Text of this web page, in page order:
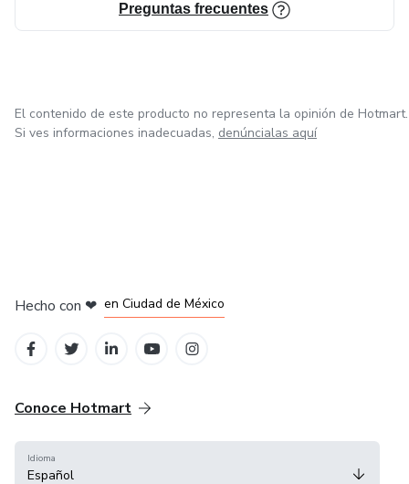
Preguntas frecuentes
El contenido de este producto no representa la opinión de Hotmart.
Si ves informaciones inadecuadas, denúncialas aquí
Hecho con ❤ en Ciudad de México
Conoce Hotmart
Idioma
Español